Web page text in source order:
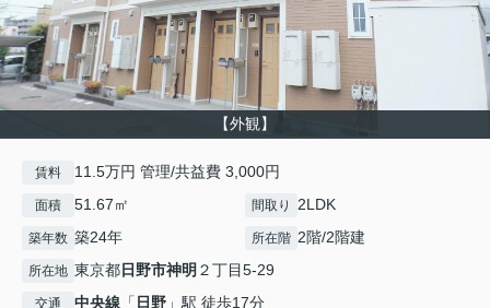
【外観】
賃料 11.5万円 管理/共益費 3,000円
面積 51.67㎡ 間取り 2LDK
築年数 築24年 所在階 2階/2階建
所在地 東京都日野市神明 ２丁目5-29
交通 中央線 「 日野 」駅 徒歩17分